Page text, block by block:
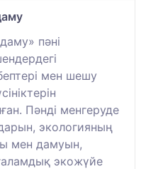
пәні
мен шешу
Пәнді менгеруде
экологияның
мен дамуын,
экожүйе